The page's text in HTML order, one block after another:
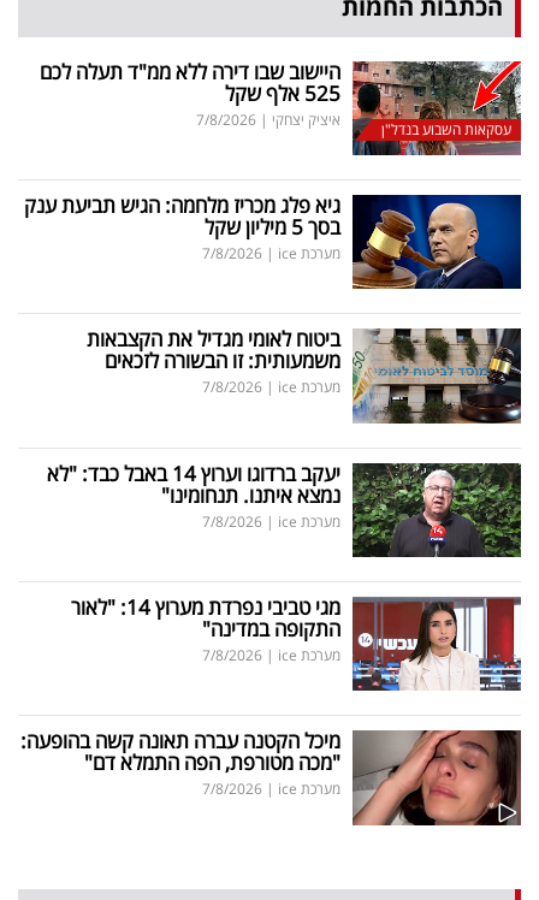
עסקאות השבוע בנדל"ן
היישוב שבו דירה ללא ממ"ד תעלה לכם
525 אלף שקל
איציק יצחקי |
7/8/2026
גיא פלג מכריז מלחמה: הגיש תביעת ענק
בסך 5 מיליון שקל
מערכת ice |
7/8/2026
ביטוח לאומי מגדיל את הקצבאות
משמעותית: זו הבשורה לזכאים
מערכת ice |
7/8/2026
יעקב ברדוגו וערוץ 14 באבל כבד: "לא
נמצא איתנו. תנחומינו"
מערכת ice |
7/8/2026
מגי טביבי נפרדת מערוץ 14: "לאור
התקופה במדינה"
מערכת ice |
7/8/2026
מיכל הקטנה עברה תאונה קשה בהופעה:
"מכה מטורפת, הפה התמלא דם"
מערכת ice |
7/8/2026